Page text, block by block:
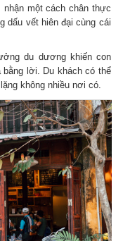
một cách chân thực
dấu vết hiên đại cùng cái
du dương khiến con
lời. Du khách có thể
không nhiều nơi có.